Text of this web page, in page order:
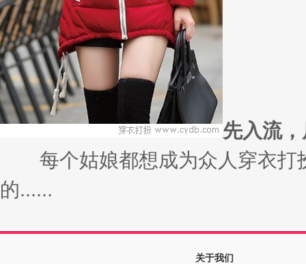
先入流
每个姑娘都想成为众人穿衣打
的......
关于我们